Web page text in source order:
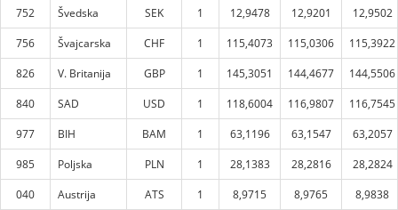
752 Švedska SEK 1 12,9478 12,9201
12,9502
756
Švajcarska CHF 1 115,4073 115,0306
115,3922
826
V. Britanija GBP 1 145,3051 144,4677
144,5506
840
SAD USD 1 118,6004 116,9807
116,7545
977
BIH BAM 1 63,1196 63,1547
63,2057
985
Poljska PLN 1 28,1383 28,2816
28,2824
040
Austrija ATS 1 8,9715 8,9765
8,9838